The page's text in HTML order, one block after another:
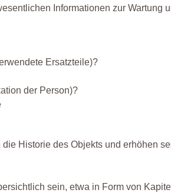
Informationen zur Wartung
Ersatzteile)?
der Person)?
Historie des Objekts und erhöhen
sein, etwa in Form von